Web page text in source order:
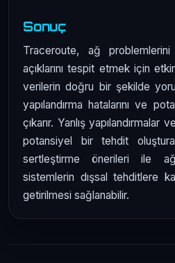
Sonuç
Traceroute, ağ
açıklarını tespit etmek için
verilerin doğru bir şekilde
yapılandırma hatalarını ve
çıkarır. Yanlış
potansiyel bir tehdit
sertleştirme önerileri ile ağ
sistemlerin dışsal tehditlere
getirilmesi sağlanabilir.